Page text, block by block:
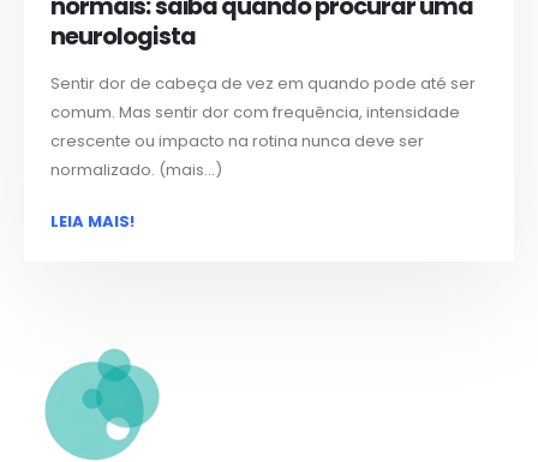
neurologista
Sentir dor de cabeça de vez em quando pode até ser
comum. Mas sentir dor com frequência, intensidade
crescente ou impacto na rotina nunca deve ser
normalizado. (mais…)
LEIA MAIS!